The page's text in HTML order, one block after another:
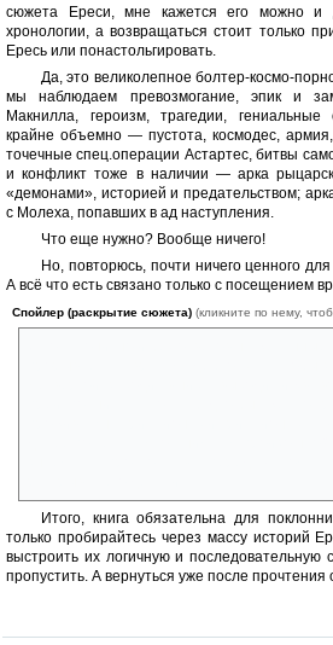
сюжета Ереси, мне кажется его можно и
хронологии, а возвращаться стоит только
Ересь или понастольгировать.
Да, это великолепное болтер-космо-
мы наблюдаем превозмогание, эпик и
Макнилла, героизм, трагедии, гениальные
крайне объемно — пустота, космодес,
точечные спец.операции Астартес, битвы
и конфликт тоже в наличии — арка
«демонами», историей и предательством;
с Молеха, попавших в ад наступления.
Что еще нужно? Вообще ничего!
Но, повторюсь, почти ничего ценного
А всё что есть связано только с посещением
Спойлер (раскрытие сюжета) (кликните по нему,
Итого, книга обязательна для
только пробирайтесь через массу историй
выстроить их логичную и последовательную
пропустить. А вернуться уже после прочтения